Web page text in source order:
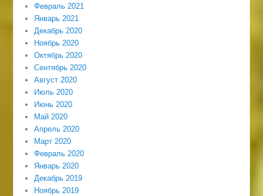
Февраль 2021
Январь 2021
Декабрь 2020
Ноябрь 2020
Октябрь 2020
Сентябрь 2020
Август 2020
Июль 2020
Июнь 2020
Май 2020
Апрель 2020
Март 2020
Февраль 2020
Январь 2020
Декабрь 2019
Ноябрь 2019